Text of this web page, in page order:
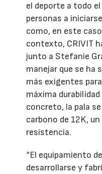
el deporte a todo
personas a
como, en este
contexto, CRIVIT
junto a Stefanie
manejar que se ha
más exigentes
máxima
concreto, la pala
carbono de 12K,
resistencia.
“El equipamiento
desarrollarse y